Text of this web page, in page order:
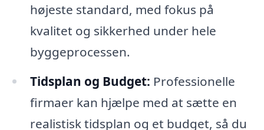
højeste standard, med fokus på
kvalitet og sikkerhed under hele
byggeprocessen.
Tidsplan og Budget: Professionelle
firmaer kan hjælpe med at sætte en
realistisk tidsplan og et budget, så du